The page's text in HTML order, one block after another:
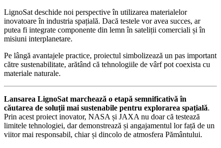
LignoSat deschide noi perspective în utilizarea materialelor
inovatoare în industria spațială. Dacă testele vor avea succes, ar
putea fi integrate componente din lemn în sateliții comerciali și în
misiuni interplanetare.
Pe lângă avantajele practice, proiectul simbolizează un pas important
către sustenabilitate, arătând că tehnologiile de vârf pot coexista cu
materiale naturale.
Lansarea LignoSat marchează o etapă semnificativă în
căutarea de soluții mai sustenabile pentru explorarea spațială.
Prin acest proiect inovator, NASA și JAXA nu doar că testează
limitele tehnologiei, dar demonstrează și angajamentul lor față de un
viitor mai responsabil, chiar și dincolo de atmosfera Pământului.